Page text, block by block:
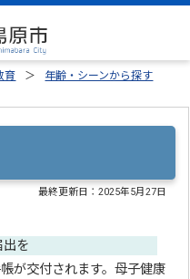
育
年齢・シーンから探す
最終更新日：2025年5月27日
出を
が交付されます。母子健康